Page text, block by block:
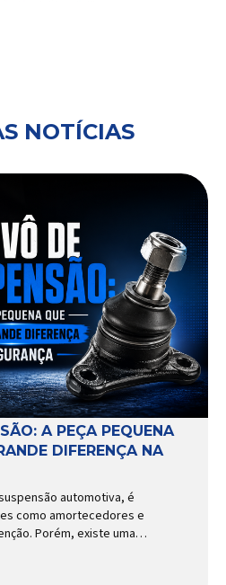
NOTÍCIAS
A PEÇA PEQUENA
DIFERENÇA NA
automotiva, é
como amortecedores e
Porém, existe uma